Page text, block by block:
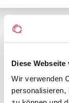
Diese
Wir verwenden
personalisieren,